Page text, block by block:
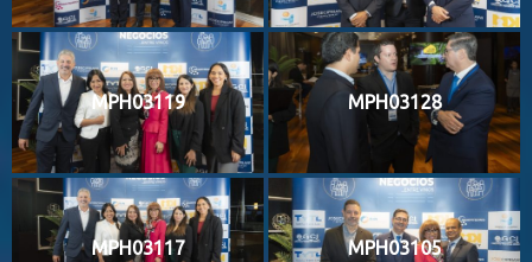
MPH03119 MPH03128
MPH03117 MPH03105